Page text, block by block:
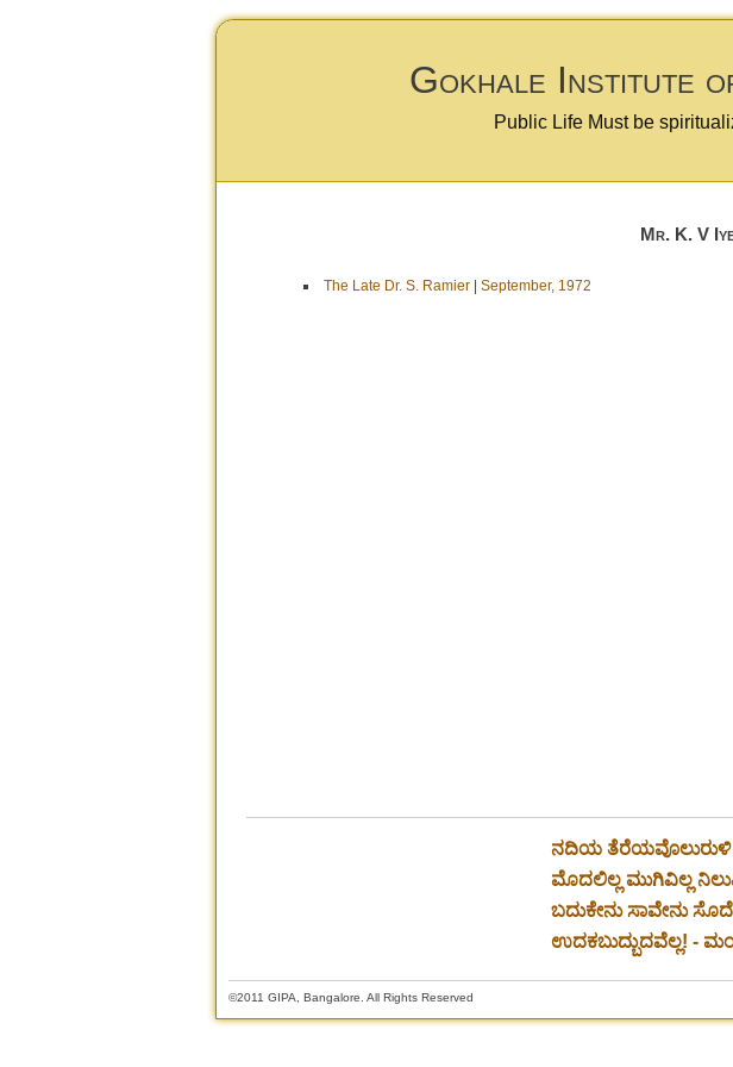
Gokhale Institute
Public Life Must be
Mr. K. V
The Late Dr. S. Ramier September, 1972
ನದಿಯ ತೆರೆಯವೊಲುರುಳಿ
ಮೊದಲಿಲ್ಲ ಮುಗಿವಿಲ್ಲ
ಬದುಕೇನು ಸಾವೇನು
ಉದಕಬುದ್ಬುದವೆಲ್ಲ! -
©2011 GIPA, Bangalore. All Rights Reserved